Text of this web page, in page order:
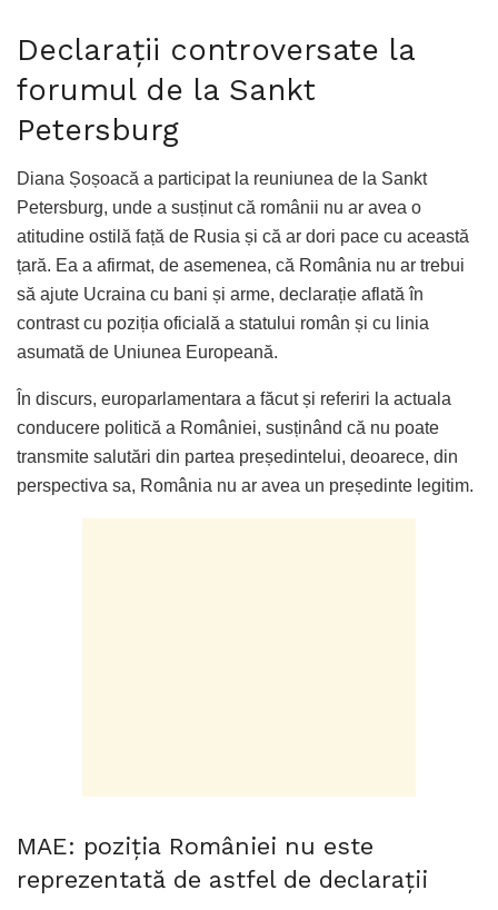
Declarații controversate la
forumul de la Sankt
Petersburg
Diana Șoșoacă a participat la reuniunea de la Sankt
Petersburg, unde a susținut că românii nu ar avea o
atitudine ostilă față de Rusia și că ar dori pace cu această
țară. Ea a afirmat, de asemenea, că România nu ar trebui
să ajute Ucraina cu bani și arme, declarație aflată în
contrast cu poziția oficială a statului român și cu linia
asumată de Uniunea Europeană.
În discurs, europarlamentara a făcut și referiri la actuala
conducere politică a României, susținând că nu poate
transmite salutări din partea președintelui, deoarece, din
perspectiva sa, România nu ar avea un președinte legitim.
MAE: poziția României nu este
reprezentată de astfel de declarații